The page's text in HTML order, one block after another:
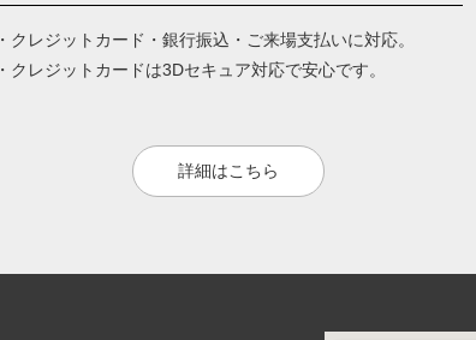
・クレジットカード・銀行振込・ご来場支払いに対応。
・クレジットカードは3Dセキュア対応で安心です。
詳細はこちら